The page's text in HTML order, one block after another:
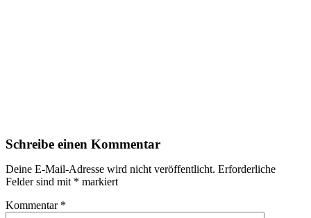
Schreibe einen Kommentar
Deine E-Mail-Adresse wird nicht veröffentlicht. Erforderliche
Felder sind mit * markiert
Kommentar *